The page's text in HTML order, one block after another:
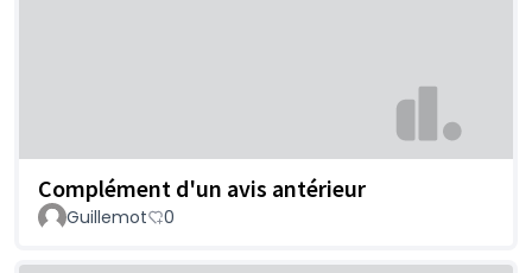
Complément d'un avis antérieur
Guillemot 0